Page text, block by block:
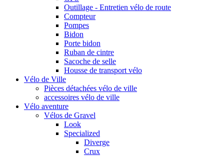
Outillage - Entretien vélo de route
Compteur
Pompes
Bidon
Porte bidon
Ruban de cintre
Sacoche de selle
Housse de transport vélo
Vélo de Ville
Pièces détachées vélo de ville
accessoires vélo de ville
Vélo aventure
Vélos de Gravel
Look
Specialized
Diverge
Crux